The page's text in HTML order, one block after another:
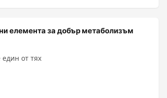
елемента за добър метаболизъм
от тях